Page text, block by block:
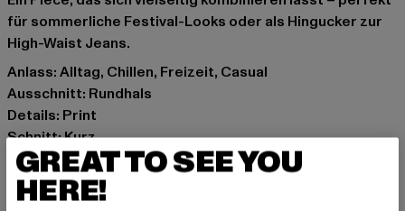
für sommerliche Festival-Looks oder als Hingucker zur
High-Waist Jeans.
Anlass: Alltag, Chillen, Freizeit, Casual
Ausschnitt: Rundhals
Details: Print
Schnitt: Kurz
Marke: PEQUS
Kat.: T-Shirts
Farbe: grau
GREAT TO SEE YOU
HERE!